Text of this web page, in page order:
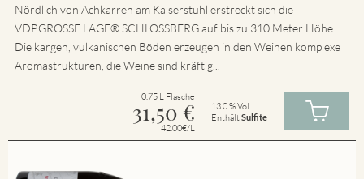
Nördlich von Achkarren am Kaiserstuhl erstreckt sich die
VDP.GROSSE LAGE® SCHLOSSBERG auf bis zu 310 Meter Höhe.
Die kargen, vulkanischen Böden erzeugen in den Weinen komplexe
Aromastrukturen, die Weine sind kräftig...
0.75 L Flasche
31,50 €
42.00€/L
13.0 % Vol
EnthältSulfite